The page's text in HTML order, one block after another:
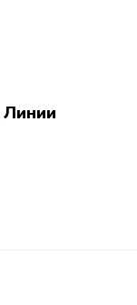
Линии